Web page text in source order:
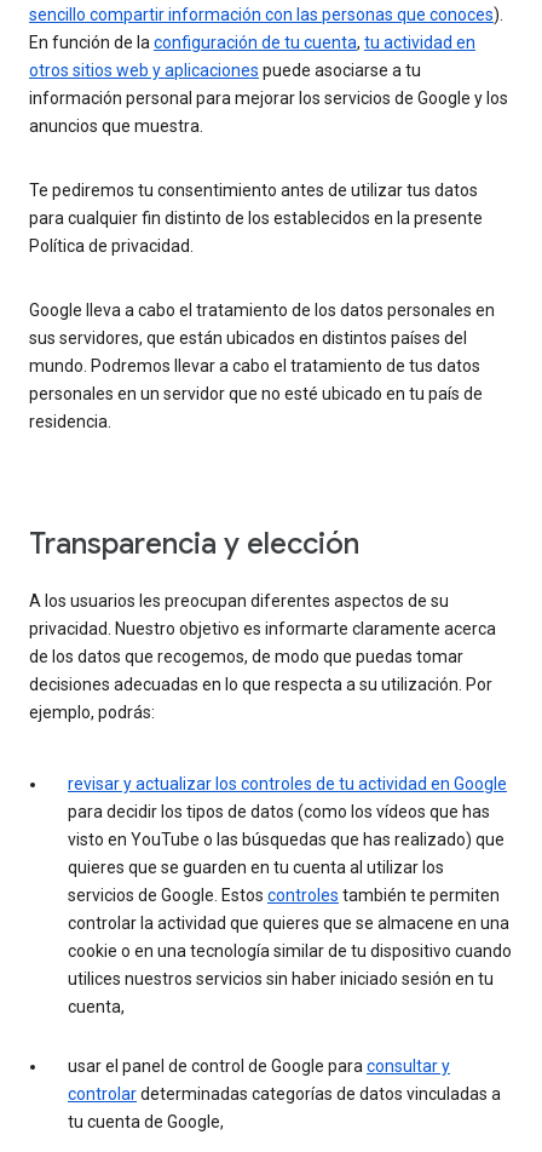
sencillo compartir información con las personas que conoces).
En función de laconfiguración de tu cuenta, tu actividad en
otros sitios web y aplicaciones puede asociarse a tu
información personal para mejorar los servicios de Google y los
anuncios que muestra.
Te pediremos tu consentimiento antes de utilizar tus datos
para cualquier fin distinto de los establecidos en la presente
Política de privacidad.
Google lleva a cabo el tratamiento de los datos personales en
sus servidores, que están ubicados en distintos países del
mundo. Podremos llevar a cabo el tratamiento de tus datos
personales en un servidor que no esté ubicado en tu país de
residencia.
Transparencia y elección
A los usuarios les preocupan diferentes aspectos de su
privacidad. Nuestro objetivo es informarte claramente acerca
de los datos que recogemos, de modo que puedas tomar
decisiones adecuadas en lo que respecta a su utilización. Por
ejemplo, podrás:
revisar y actualizar los controles de tu actividad en Google
para decidir los tipos de datos (como los vídeos que has
visto en YouTube o las búsquedas que has realizado) que
quieres que se guarden en tu cuenta al utilizar los
servicios de Google. Estos controles también te permiten
controlar la actividad que quieres que se almacene en una
cookie o en una tecnología similar de tu dispositivo cuando
utilices nuestros servicios sin haber iniciado sesión en tu
cuenta,
usar el panel de control de Google paraconsultar y
controlardeterminadas categorías de datos vinculadas a
tu cuenta de Google,